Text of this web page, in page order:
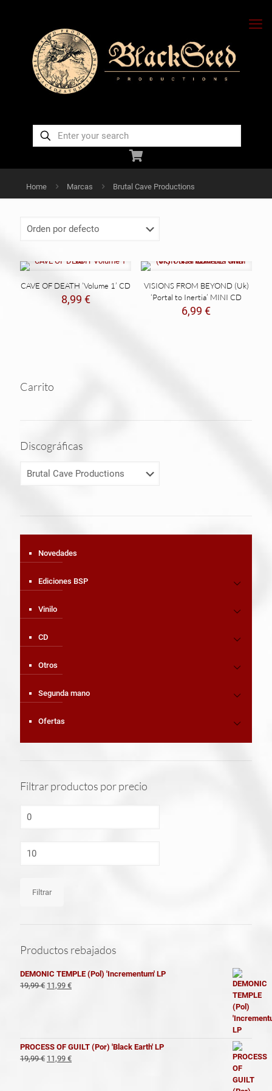
Home Marcas Brutal Cave Productions
CAVE OF DEATH ‘Volume 1’ CD
8,99 €
VISIONS FROM BEYOND (Uk)
‘Portal to Inertia’ MINI CD
6,99€
Carrito
Discográficas
Novedades
Ediciones BSP
Vinilo
CD
Otros
Segunda mano
Ofertas
Filtrar productos por precio
mínimo
máximo
Filtrar
Productos rebajados
DEMONIC TEMPLE (Pol) 'Incrementum' LP
19,99€ El
11,99 €El
PROCESS OF GUILT (Por) 'Black Earth' LP
19,99€ El
11,99 €El